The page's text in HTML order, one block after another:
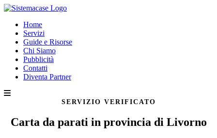
Home
Servizi
Guide e Risorse
Chi Siamo
Pubblicità
Contatti
Diventa Partner
SERVIZIO VERIFICATO
Carta da parati in provincia di Livorno